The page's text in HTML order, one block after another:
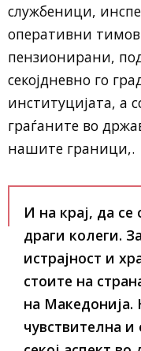
службеници,
оперативни
пензионирани,
секојдневно го
институцијата, а
граѓаните во
нашите граници,.
И на крај, да
драги колеги.
истрајност и
стоите на
на Македонија.
чувствителна